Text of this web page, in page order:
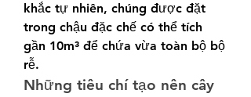
khắc tự nhiên, chúng được đặt
trong chậu đặc chế có thể tích
gần 10m³ để chứa vừa toàn bộ bộ
rễ.
Những tiêu chí tạo nên cây